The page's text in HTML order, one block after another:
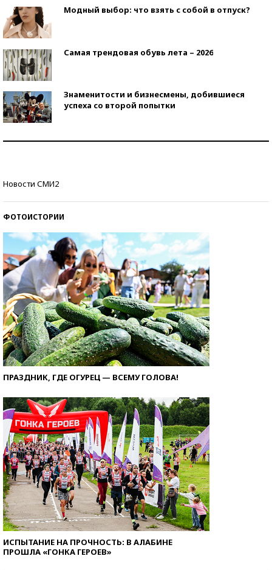
Модный выбор: что взять с собой в отпуск?
Самая трендовая обувь лета – 2026
Знаменитости и бизнесмены, добившиеся
успеха со второй попытки
Новости СМИ2
ФОТОИСТОРИИ
ПРАЗДНИК, ГДЕ ОГУРЕЦ — ВСЕМУ ГОЛОВА!
ИСПЫТАНИЕ НА ПРОЧНОСТЬ: В АЛАБИНЕ
ПРОШЛА «ГОНКА ГЕРОЕВ»